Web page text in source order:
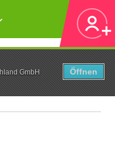
GmbH
Öffnen